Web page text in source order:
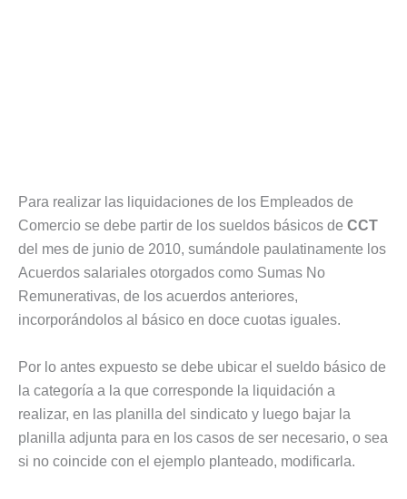
Para realizar las liquidaciones de los Empleados de
Comercio se debe partir de los sueldos básicos de CCT
del mes de junio de 2010, sumándole paulatinamente los
Acuerdos salariales otorgados como Sumas No
Remunerativas, de los acuerdos anteriores,
incorporándolos al básico en doce cuotas iguales.
Por lo antes expuesto se debe ubicar el sueldo básico de
la categoría a la que corresponde la liquidación a
realizar, en las planilla del sindicato y luego bajar la
planilla adjunta para en los casos de ser necesario, o sea
si no coincide con el ejemplo planteado, modificarla.